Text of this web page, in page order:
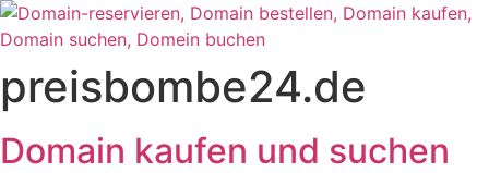
Zum
Inhalt
wechseln
preisbombe24.de
Domain kaufen und suchen